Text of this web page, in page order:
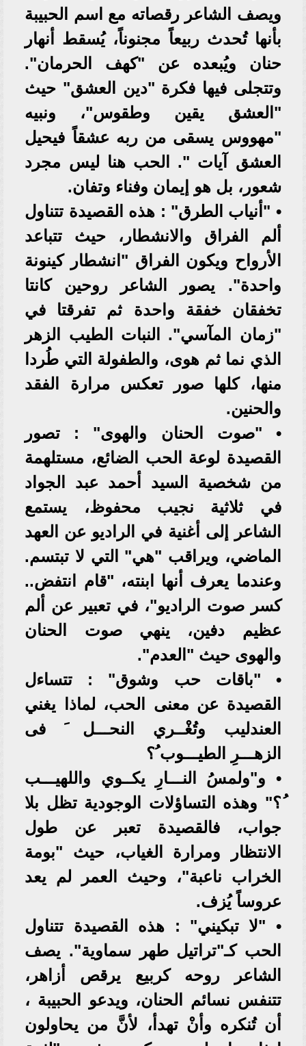
ويصف الشاعر رقصاته مع اسم الحبيبة
بأنها تُحدث ربيعاً مجنوناً، يُسقط أنهار
حنان ويُبعده عن "كهف الحرمان".
وتتجلى فيها فكرة "دين العشق" حيث
"العشق يقين وطقوس"، ونبيه
"مهووس يسقى من ربه عشقاً فيحيل
العشق آيات ". الحب هنا ليس مجرد
شعور، بل هو إيمان وفناء وتفان.
• "أنياب الطرق" : هذه القصيدة تتناول
ألم الفراق والانشطار، حيث تتباعد
الأرواح ويكون الفراق "انشطار كينونة
واحدة". يصور الشاعر روحين كانتا
تخفقان خفقة واحدة ثم تفرقتا في
"زمان المآسي". النبات الطيب الزهر
الذي نما ثم هوى، والطفولة التي طُردا
منها، كلها صور تعكس مرارة الفقد
والحنين.
• "صوت الحنان والهوى" : تصور
القصيدة لوعة الحب الضائع، مستلهمة
من شخصية السيد أحمد عبد الجواد
في ثلاثية نجيب محفوظ، يستمع
الشاعر إلى أغنية في الراديو عن العهد
الماضي، ويراقب "هي" التي لا تبتسم.
وعندما يعرف أنها ابنته، "قام انتفض..
كسر صوت الراديو"، في تعبير عن ألم
عظيم دفين، ينهي صوت الحنان
والهوى حيث "العدم".
• "باقات حب وشوق" : تتساءل
القصيدة عن معنى الحب، لماذا يغني
العندليب وتُغْــري النحـــل َ فى
الزهـــرِ الطيـــوب ُ؟
• و"ولمسُ النـــارِ يكــوي واللهيـــب
ُ؟" وهذه التساؤلات الوجودية تظل بلا
جواب، فالقصيدة تعبر عن طول
الانتظار ومرارة الغياب، حيث "بومة
الخراب ناعبة"، وحيث العمر لم يعد
عروساً يُزف.
• "لا تبكيني" : هذه القصيدة تتناول
الحب كـ"تراتيل طهر سماوية". يصف
الشاعر روحه كربيع يرقص أزاهر،
تتنفس نسائم الحنان، ويدعو الحبيبة ،
أن تُنكره وأنْ تهدأ، لأنَّ من يحاولون